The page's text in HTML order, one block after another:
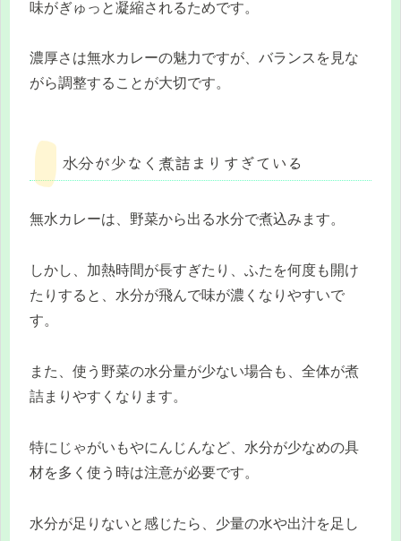
味がぎゅっと凝縮されるためです。
濃厚さは無水カレーの魅力ですが、バランスを見な
がら調整することが大切です。
水分が少なく煮詰まりすぎている
無水カレーは、野菜から出る水分で煮込みます。
しかし、加熱時間が長すぎたり、ふたを何度も開け
たりすると、水分が飛んで味が濃くなりやすいで
す。
また、使う野菜の水分量が少ない場合も、全体が煮
詰まりやすくなります。
特にじゃがいもやにんじんなど、水分が少なめの具
材を多く使う時は注意が必要です。
水分が足りないと感じたら、少量の水や出汁を足し